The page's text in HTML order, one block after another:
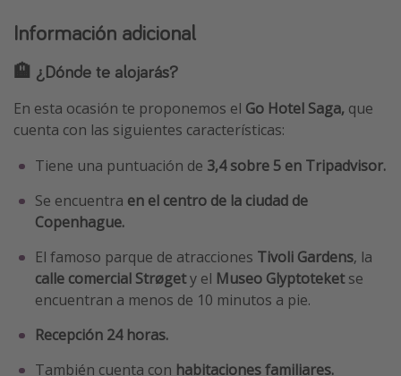
Información adicional
🏨 ¿Dónde te alojarás?
En esta ocasión te proponemos el Go Hotel Saga, que
cuenta con las siguientes características:
Tiene una puntuación de 3,4 sobre 5 en Tripadvisor.
Se encuentra en el centro de la ciudad de
Copenhague.
El famoso parque de atracciones Tivoli Gardens, la
calle comercial Strøgety el Museo Glyptoteketse
encuentran a menos de 10 minutos a pie.
Recepción 24 horas.
También cuenta con habitaciones familiares.